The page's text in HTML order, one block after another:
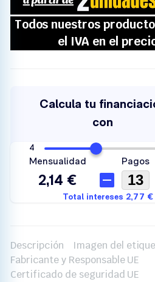
Descripción
Imagen del
Fabricante y Responsable UE
Certificado de seguridad UE